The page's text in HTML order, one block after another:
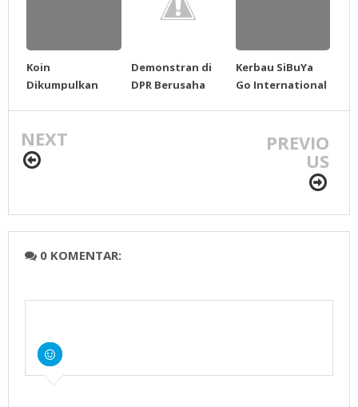
Koin
Dikumpulkan
Puluhan Korban
Tsunami Bantah
Isu Pemaksaan
Demonstran di
DPR Berusaha
Kerbau SiBuYa
Go International
NEXT PREVIO
US
0 KOMENTAR: